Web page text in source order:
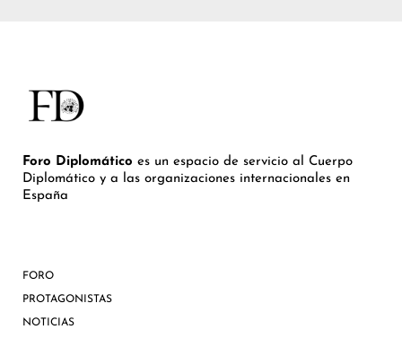
Foro Diplomático es un espacio de servicio al Cuerpo
Diplomático y a las organizaciones internacionales en
España
FORO
PROTAGONISTAS
NOTICIAS